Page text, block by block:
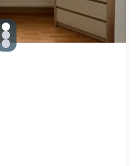
gallery.slide_selector
Zu Slide 1 wechseln
Zu Slide 2 wechseln
Zu Slide 3 wechseln